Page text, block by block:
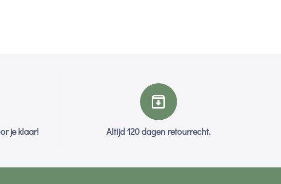
je klaar! Altijd 120 dagen retourrecht.